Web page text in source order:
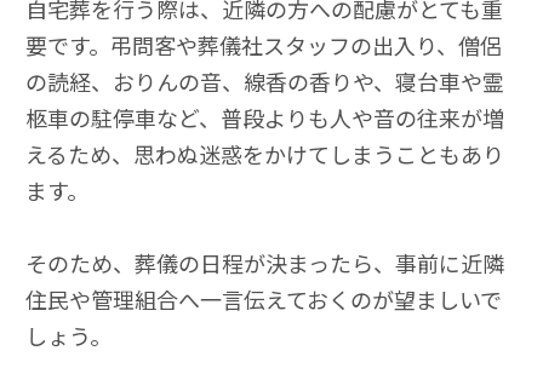
自宅葬を行う際は、近隣の方への配慮がとても重
要です。弔問客や葬儀社スタッフの出入り、僧侶
の読経、おりんの音、線香の香りや、寝台車や霊
柩車の駐停車など、普段よりも人や音の往来が増
えるため、思わぬ迷惑をかけてしまうこともあり
ます。
そのため、葬儀の日程が決まったら、事前に近隣
住民や管理組合へ一言伝えておくのが望ましいで
しょう。